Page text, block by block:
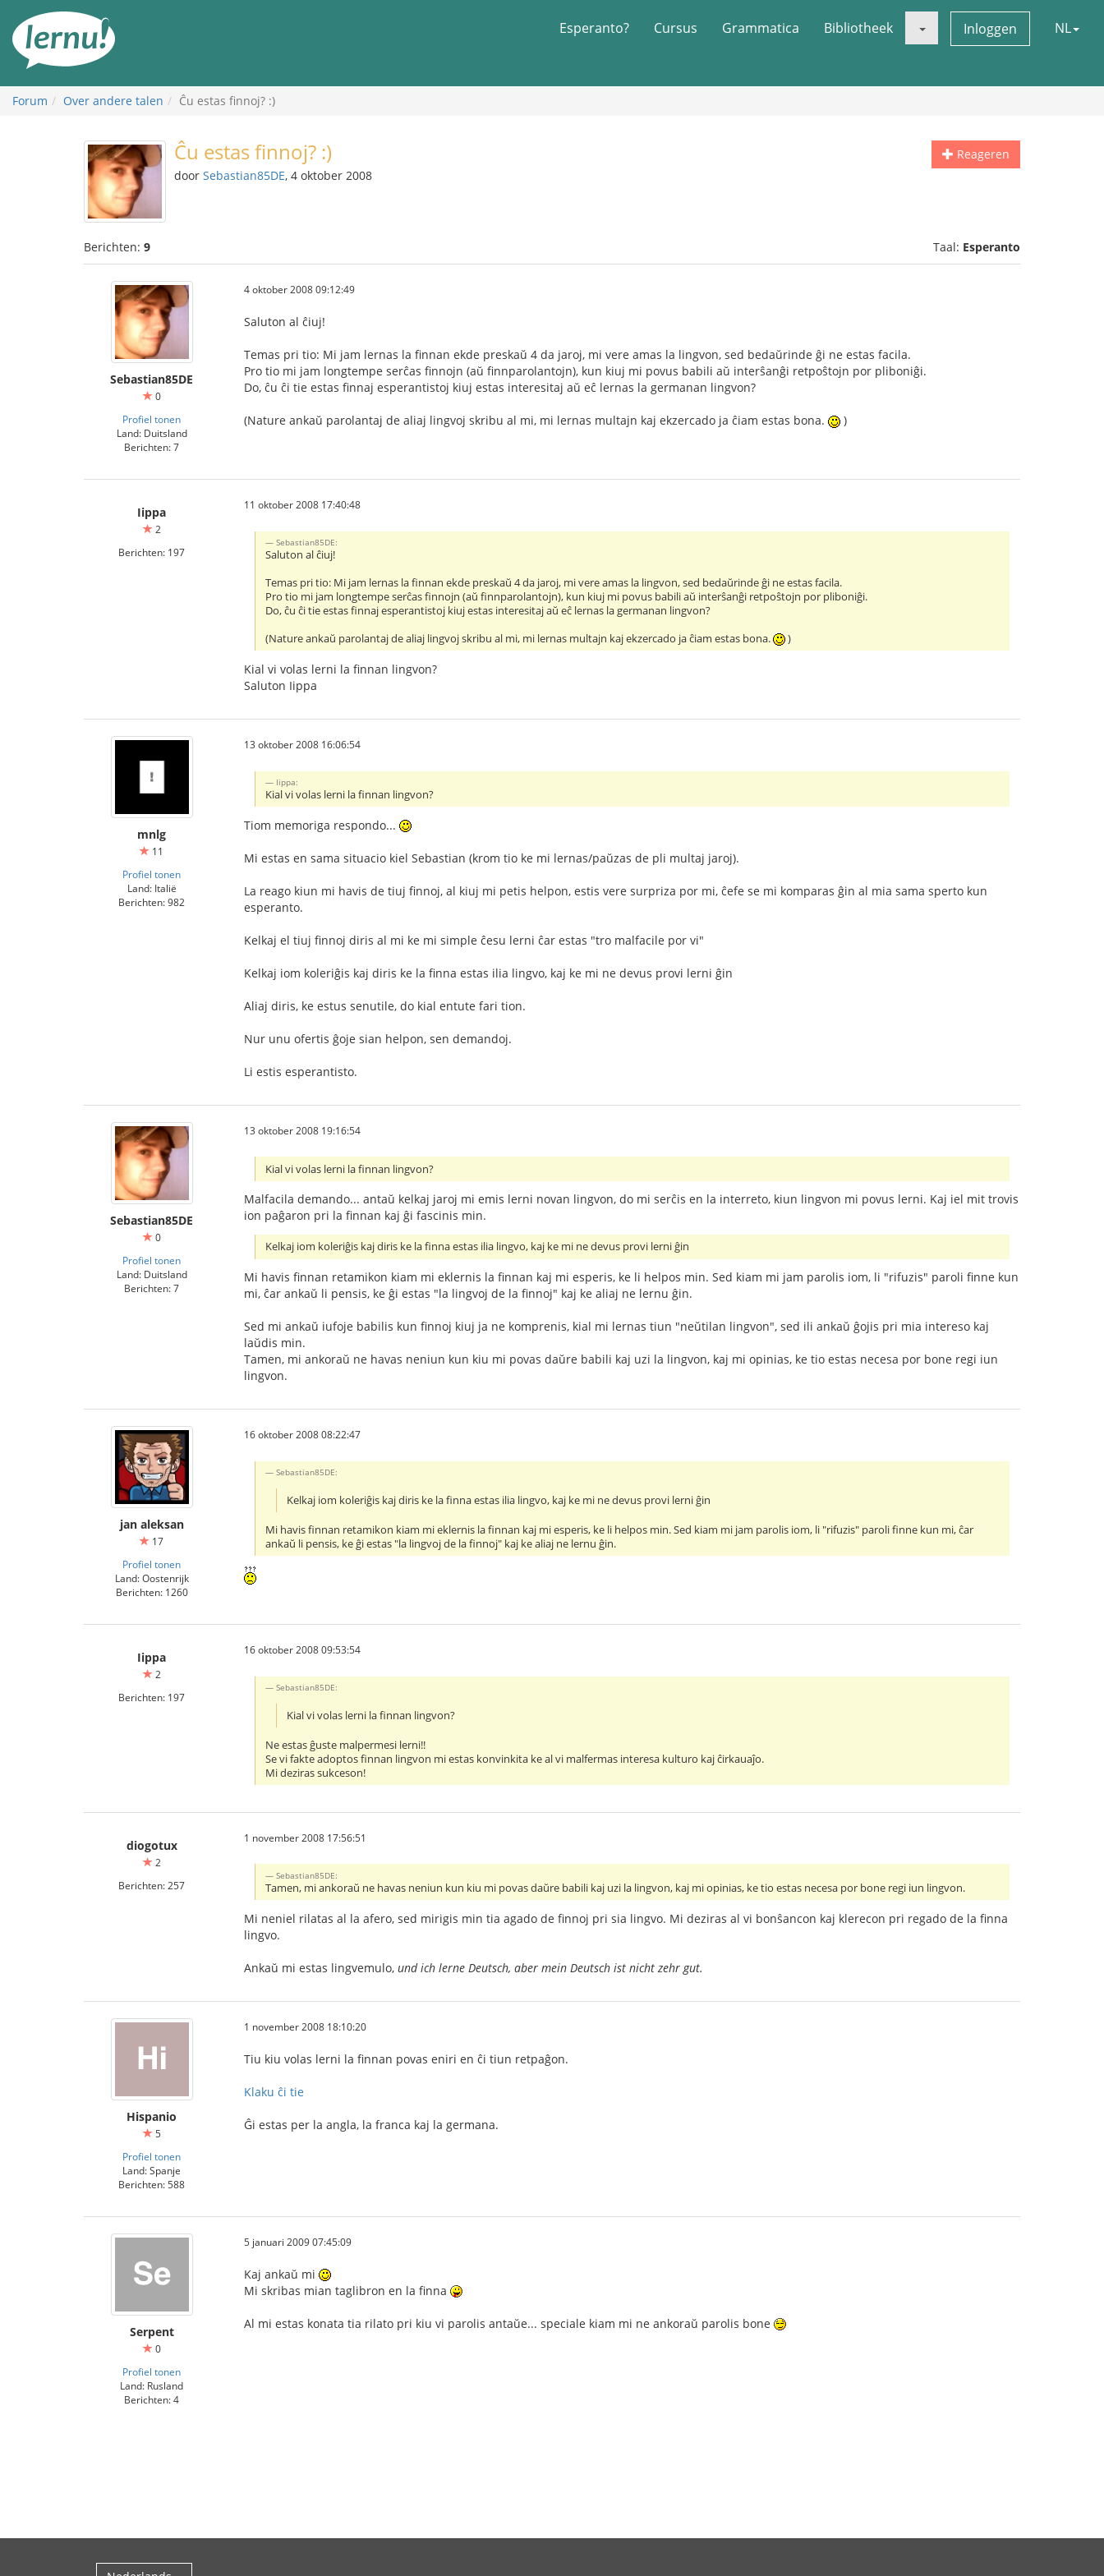
inhoud
Esperanto? Cursus Grammatica Bibliotheek Inloggen NL
Forum Over andere talen Ĉu estas finnoj? :)
Reageren
Ĉu estas finnoj? :)
door Sebastian85DE, 4 oktober 2008
Berichten: 9 Taal: Esperanto
Sebastian85DE
0
Profiel tonen
Land: Duitsland
Berichten: 7
4 oktober 2008 09:12:49
Saluton al ĉiuj!
Temas pri tio: Mi jam lernas la finnan ekde preskaŭ 4 da jaroj, mi vere amas la lingvon, sed bedaŭrinde ĝi ne estas facila.
Pro tio mi jam longtempe serĉas finnojn (aŭ finnparolantojn), kun kiuj mi povus babili aŭ interŝanĝi retpoŝtojn por pliboniĝi.
Do, ĉu ĉi tie estas finnaj esperantistoj kiuj estas interesitaj aŭ eĉ lernas la germanan lingvon?
(Nature ankaŭ parolantaj de aliaj lingvoj skribu al mi, mi lernas multajn kaj ekzercado ja ĉiam estas bona. )
Iippa
2
Berichten: 197
11 oktober 2008 17:40:48
Sebastian85DE:
Saluton al ĉiuj!
Temas pri tio: Mi jam lernas la finnan ekde preskaŭ 4 da jaroj, mi vere amas la lingvon, sed bedaŭrinde ĝi ne estas facila.
Pro tio mi jam longtempe serĉas finnojn (aŭ finnparolantojn), kun kiuj mi povus babili aŭ interŝanĝi retpoŝtojn por pliboniĝi.
Do, ĉu ĉi tie estas finnaj esperantistoj kiuj estas interesitaj aŭ eĉ lernas la germanan lingvon?
(Nature ankaŭ parolantaj de aliaj lingvoj skribu al mi, mi lernas multajn kaj ekzercado ja ĉiam estas bona.
)
Kial vi volas lerni la finnan lingvon?
Saluton Iippa
mnlg
11
Profiel tonen
Land: Italië
Berichten: 982
13 oktober 2008 16:06:54
Iippa:
Kial vi volas lerni la finnan lingvon?
Tiom memoriga respondo...
Mi estas en sama situacio kiel Sebastian (krom tio ke mi lernas/paŭzas de pli multaj jaroj).
La reago kiun mi havis de tiuj finnoj, al kiuj mi petis helpon, estis vere surpriza por mi, ĉefe se mi komparas ĝin al mia sama sperto kun
esperanto.
Kelkaj el tiuj finnoj diris al mi ke mi simple ĉesu lerni ĉar estas "tro malfacile por vi"
Kelkaj iom koleriĝis kaj diris ke la finna estas ilia lingvo, kaj ke mi ne devus provi lerni ĝin
Aliaj diris, ke estus senutile, do kial entute fari tion.
Nur unu ofertis ĝoje sian helpon, sen demandoj.
Li estis esperantisto.
Sebastian85DE
0
Profiel tonen
Land: Duitsland
Berichten: 7
13 oktober 2008 19:16:54
Kial vi volas lerni la finnan lingvon?
Malfacila demando... antaŭ kelkaj jaroj mi emis lerni novan lingvon, do mi serĉis en la interreto, kiun lingvon mi povus lerni. Kaj iel mit trovis
ion paĝaron pri la finnan kaj ĝi fascinis min.
Kelkaj iom koleriĝis kaj diris ke la finna estas ilia lingvo, kaj ke mi ne devus provi lerni ĝin
Mi havis finnan retamikon kiam mi eklernis la finnan kaj mi esperis, ke li helpos min. Sed kiam mi jam parolis iom, li "rifuzis" paroli finne kun
mi, ĉar ankaŭ li pensis, ke ĝi estas "la lingvoj de la finnoj" kaj ke aliaj ne lernu ĝin.
Sed mi ankaŭ iufoje babilis kun finnoj kiuj ja ne komprenis, kial mi lernas tiun "neŭtilan lingvon", sed ili ankaŭ ĝojis pri mia intereso kaj
laŭdis min.
Tamen, mi ankoraŭ ne havas neniun kun kiu mi povas daŭre babili kaj uzi la lingvon, kaj mi opinias, ke tio estas necesa por bone regi iun
lingvon.
jan aleksan
17
Profiel tonen
Land: Oostenrijk
Berichten: 1260
16 oktober 2008 08:22:47
Sebastian85DE:
Kelkaj iom koleriĝis kaj diris ke la finna estas ilia lingvo, kaj ke mi ne devus provi lerni ĝin
Mi havis finnan retamikon kiam mi eklernis la finnan kaj mi esperis, ke li helpos min. Sed kiam mi jam parolis iom, li "rifuzis" paroli finne kun mi, ĉar
ankaŭ li pensis, ke ĝi estas "la lingvoj de la finnoj" kaj ke aliaj ne lernu ĝin.
Iippa
2
Berichten: 197
16 oktober 2008 09:53:54
Sebastian85DE:
Kial vi volas lerni la finnan lingvon?
Ne estas ĝuste malpermesi lerni!!
Se vi fakte adoptos finnan lingvon mi estas konvinkita ke al vi malfermas interesa kulturo kaj ĉirkauaĵo.
Mi deziras sukceson!
diogotux
2
Berichten: 257
1 november 2008 17:56:51
Sebastian85DE:
Tamen, mi ankoraŭ ne havas neniun kun kiu mi povas daŭre babili kaj uzi la lingvon, kaj mi opinias, ke tio estas necesa por bone regi iun lingvon.
Mi neniel rilatas al la afero, sed mirigis min tia agado de finnoj pri sia lingvo. Mi deziras al vi bonŝancon kaj klerecon pri regado de la finna
lingvo.
Ankaŭ mi estas lingvemulo, und ich lerne Deutsch, aber mein Deutsch ist nicht zehr gut.
Hispanio
5
Profiel tonen
Land: Spanje
Berichten: 588
1 november 2008 18:10:20
Tiu kiu volas lerni la finnan povas eniri en ĉi tiun retpaĝon.
Klaku ĉi tie
Ĝi estas per la angla, la franca kaj la germana.
Serpent
0
Profiel tonen
Land: Rusland
Berichten: 4
5 januari 2009 07:45:09
Kaj ankaŭ mi
Mi skribas mian taglibron en la finna
Al mi estas konata tia rilato pri kiu vi parolis antaŭe... speciale kiam mi ne ankoraŭ parolis bone